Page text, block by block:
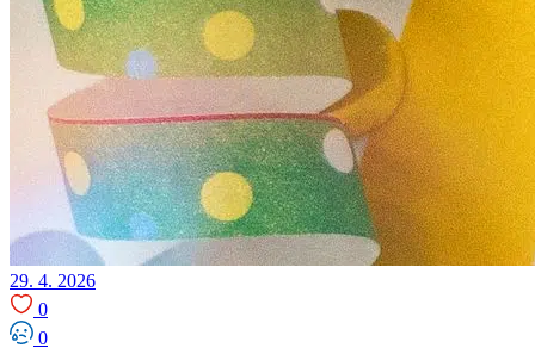
29. 4. 2026
0
0